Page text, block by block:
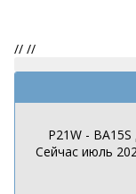
// //
P21W -
Сейчас июль